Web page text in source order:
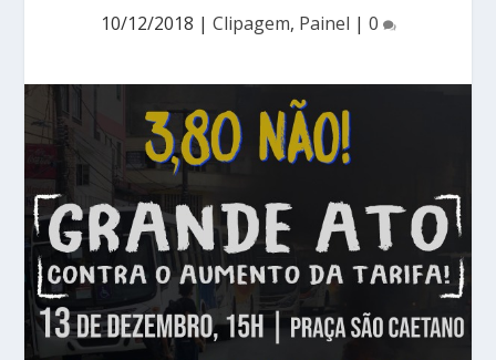
10/12/2018 | Clipagem, Painel | 0